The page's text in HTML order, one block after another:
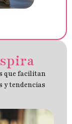
que facilitan
y tendencias